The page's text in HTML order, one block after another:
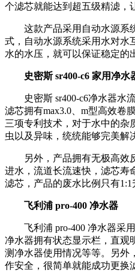
个滤芯就能达到超五级精滤，
这款产品采用自动水源系
式，自动水源系统采用水对水
水的水压，就可以保证稳定的
史密斯 sr400-c6 家用净水
史密斯 sr400-c6净水器水流
滤芯拥有max3.0、m型高效卷
三项专利技术，对于水中的杂
虫以及异味，统统能够完美解
另外，产品拥有无极高效
进水，流道长流速快，滤芯寿
滤芯，产品的废水比例只有1:1
飞利浦 pro-400 净水器
飞利浦 pro-400 净水器采用
净水器拥有状态显示栏，直观
测净水器使用情况等等。另外
作安全，很简单就能成功更换